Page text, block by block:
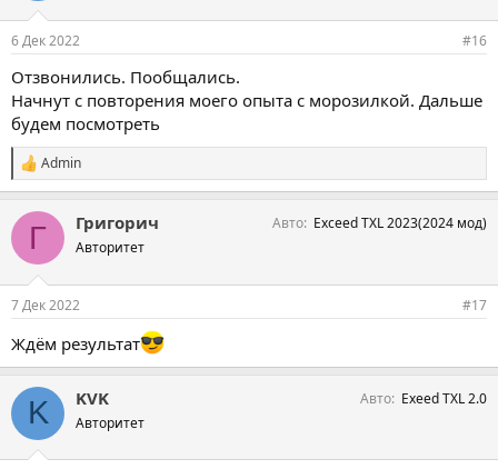
6 Дек 2022 #16
Отзвонились. Пообщались.
Начнут с повторения моего опыта с морозилкой. Дальше
будем посмотреть
С
и
п
т
Admin
Г Григорич
Авторитет
Авто Exceed TXL 2023(2024 мод)
7 Дек 2022 #17
Ждём результат
K KVK
Авторитет
Авто Exeed TXL 2.0